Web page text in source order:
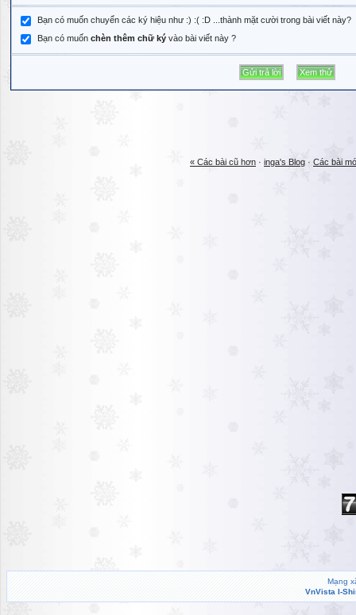
Bạn có muốn chuyển các ký hiệu như :) :( :D ...thành mặt cười trong bài viết này?
Bạn có muốn chèn thêm chữ ký vào bài viết này ?
« Các bài cũ hơn · inga's Blog · Các bài
Mạng
VnVista I-